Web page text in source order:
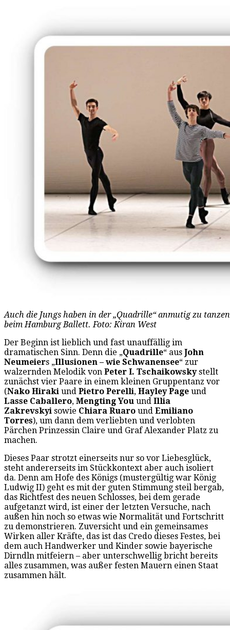
Auch die Jungs haben in der „Quadrille“ anmutig zu
beim Hamburg Ballett. Foto: Kiran West
Der Beginn ist lieblich und fast unauffällig im
dramatischen Sinn. Denn die „Quadrille“ aus John
Neumeiers „Illusionen – wie Schwanensee“ zur
walzernden Melodik von Peter I. Tschaikowskystellt
zunächst vier Paare in einem kleinen Gruppentanz vor
(Nako Hiraki und Pietro Perelli, Hayley Page und
Lasse Caballero, Mengting You und Illia
Zakrevskyi sowie Chiara Ruaro und Emiliano
Torres), um dann dem verliebten und verlobten
Pärchen Prinzessin Claire und Graf Alexander Platz zu
machen.
Dieses Paar strotzt einerseits nur so vor Liebesglück,
steht andererseits im Stückkontext aber auch isoliert
da. Denn am Hofe des Königs (mustergültig war König
Ludwig II) geht es mit der guten Stimmung steil bergab,
das Richtfest des neuen Schlosses, bei dem gerade
aufgetanzt wird, ist einer der letzten Versuche, nach
außen hin noch so etwas wie Normalität und Fortschritt
zu demonstrieren. Zuversicht und ein gemeinsames
Wirken aller Kräfte, das ist das Credo dieses Festes, bei
dem auch Handwerker und Kinder sowie bayerische
Dirndln mitfeiern – aber unterschwellig bricht bereits
alles zusammen, was außer festen Mauern einen Staat
zusammen hält.